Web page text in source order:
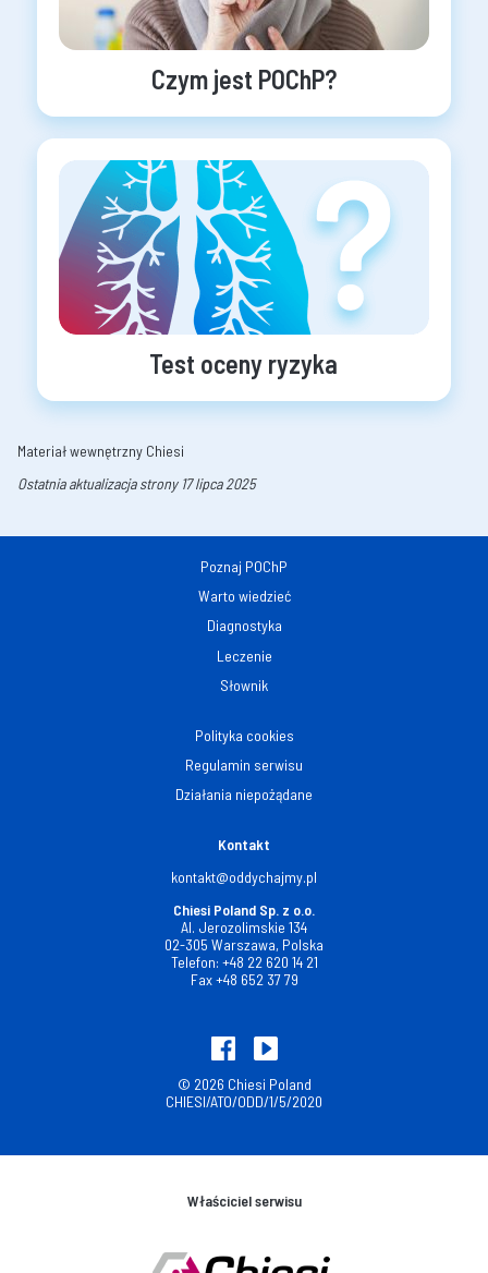
Czym jest POChP?
Test oceny ryzyka
Materiał wewnętrzny Chiesi
Ostatnia aktualizacja strony 17 lipca 2025
Poznaj POChP
Warto wiedzieć
Diagnostyka
Leczenie
Słownik
Polityka cookies
Regulamin serwisu
Działania niepożądane
Kontakt
kontakt@oddychajmy.pl
Chiesi Poland Sp. z o.o.
Al. Jerozolimskie 134
02-305 Warszawa, Polska
Telefon: +48 22 620 14 21
Fax+48 652 37 79
© 2026 Chiesi Poland
CHIESI/ATO/ODD/1/5/2020
Właściciel serwisu